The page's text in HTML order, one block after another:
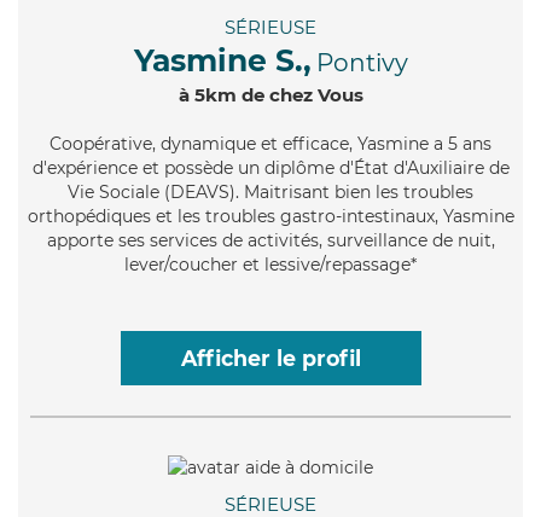
SÉRIEUSE
Yasmine S., Pontivy
à 5km de chez Vous
Coopérative, dynamique et efficace, Yasmine a 5 ans
d'expérience et possède un diplôme d'État d'Auxiliaire de
Vie Sociale (DEAVS). Maitrisant bien les troubles
orthopédiques et les troubles gastro-intestinaux, Yasmine
apporte ses services de activités, surveillance de nuit,
lever/coucher et lessive/repassage*
Afficher le profil
SÉRIEUSE